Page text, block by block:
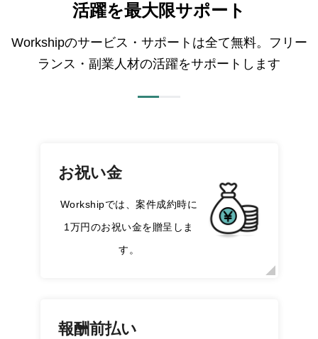
活躍を最大限サポート
Workshipのサービス・サポートは全て無料。フリー
ランス・副業人材の活躍をサポートします
お祝い金
Workshipでは、案件成約時に
1万円のお祝い金を贈呈しま
す。
報酬前払い